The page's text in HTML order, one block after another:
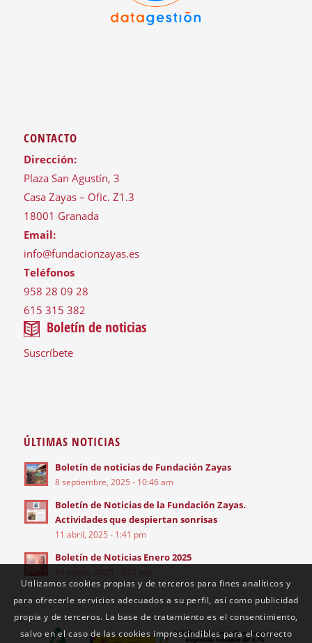
CONTACTO
Dirección:
Plaza San Agustín, 3
Casa Zayas – Ofic. Z1.3
18001 Granada
Email:
info@fundacionzayas.es
Teléfonos
958 28 09 28
615 315 382
Boletín de noticias
Suscríbete
ÚLTIMAS NOTICIAS
Boletín de noticias de Fundación Zayas
8 septiembre, 2025 - 10:46 am
Boletín de Noticias de la Fundación Zayas.
Actividades que despiertan sonrisas
11 abril, 2025 - 1:41 pm
Boletín de Noticias Enero 2025
15 enero, 2025 - 2:21 pm
Utilizamos cookies propias y de terceros para fines analíticos y
para ofrecerle servicios adecuados a su perfil, así como publicidad
propia y de terceros. La base de tratamiento es el consentimiento,
salvo en el caso de las cookies imprescindibles para el correcto